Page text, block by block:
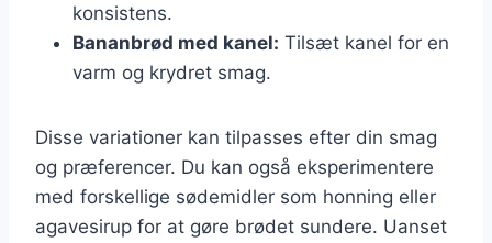
konsistens.
Bananbrød med kanel: Tilsæt kanel for en
varm og krydret smag.
Disse variationer kan tilpasses efter din smag
og præferencer. Du kan også eksperimentere
med forskellige sødemidler som honning eller
agavesirup for at gøre brødet sundere. Uanset